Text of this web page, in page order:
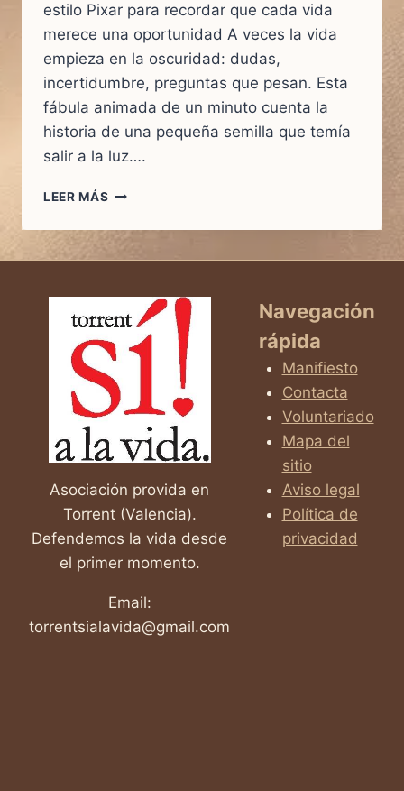
estilo Pixar para recordar que cada vida
merece una oportunidad A veces la vida
empieza en la oscuridad: dudas,
incertidumbre, preguntas que pesan. Esta
fábula animada de un minuto cuenta la
historia de una pequeña semilla que temía
salir a la luz….
LEER MÁS
VIDA
MERECE
LA
SEMILLA
QUE
TENÍA
MIEDO
Y
DECIDIÓ
VIVIR
Asociación provida en
Torrent (Valencia).
Defendemos la vida desde
el primer momento.
Email:
torrentsialavida@gmail.com
Navegación
rápida
Manifiesto
Contacta
Voluntariado
Mapa del
sitio
Aviso legal
Política de
privacidad